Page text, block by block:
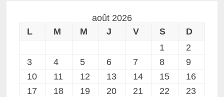
août 2026
L
M M J V S
D
1
2
3
4 5 6 7 8
9
10
11 12 13 14 15
16
17
18 19 20 21 22
23